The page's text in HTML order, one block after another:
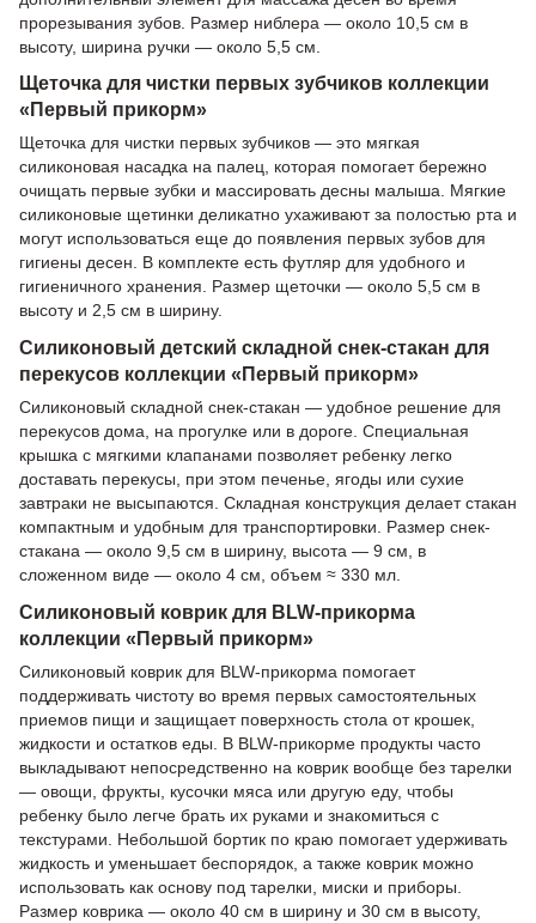
прорезывания зубов. Размер ниблера — около 10,5 см в
высоту, ширина ручки — около 5,5 см.
Щеточка для чистки первых зубчиков коллекции
«Первый прикорм»
Щеточка для чистки первых зубчиков — это мягкая
силиконовая насадка на палец, которая помогает бережно
очищать первые зубки и массировать десны малыша. Мягкие
силиконовые щетинки деликатно ухаживают за полостью рта и
могут использоваться еще до появления первых зубов для
гигиены десен. В комплекте есть футляр для удобного и
гигиеничного хранения. Размер щеточки — около 5,5 см в
высоту и 2,5 см в ширину.
Силиконовый детский складной снек-стакан для
перекусов коллекции «Первый прикорм»
Силиконовый складной снек-стакан — удобное решение для
перекусов дома, на прогулке или в дороге. Специальная
крышка с мягкими клапанами позволяет ребенку легко
доставать перекусы, при этом печенье, ягоды или сухие
завтраки не высыпаются. Складная конструкция делает стакан
компактным и удобным для транспортировки. Размер снек-
стакана — около 9,5 см в ширину, высота — 9 см, в
сложенном виде — около 4 см, объем ≈ 330 мл.
Силиконовый коврик для BLW-прикорма
коллекции «Первый прикорм»
Силиконовый коврик для BLW-прикорма помогает
поддерживать чистоту во время первых самостоятельных
приемов пищи и защищает поверхность стола от крошек,
жидкости и остатков еды. В BLW-прикорме продукты часто
выкладывают непосредственно на коврик вообще без тарелки
— овощи, фрукты, кусочки мяса или другую еду, чтобы
ребенку было легче брать их руками и знакомиться с
текстурами. Небольшой бортик по краю помогает удерживать
жидкость и уменьшает беспорядок, а также коврик можно
использовать как основу под тарелки, миски и приборы.
Размер коврика — около 40 см в ширину и 30 см в высоту,